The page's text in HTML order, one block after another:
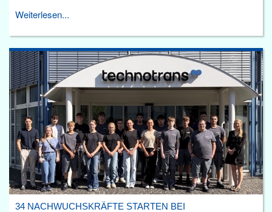
Weiterlesen...
34 NACHWUCHSKRÄFTE STARTEN BEI